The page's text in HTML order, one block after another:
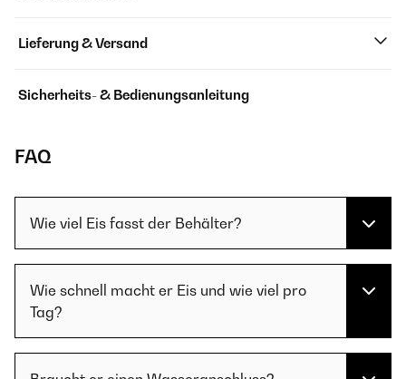
Lieferung & Versand
Sicherheits- & Bedienungsanleitung
FAQ
Wie viel Eis fasst der Behälter?
Wie schnell macht er Eis und wie viel pro
Tag?